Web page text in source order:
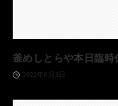
釜めしとらや本日臨時
2022年6月3日